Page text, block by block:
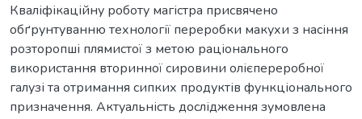
Кваліфікаційну роботу магістра присвячено
обґрунтуванню технології переробки макухи з насіння
розторопші плямистої з метою раціонального
використання вторинної сировини олієпереробної
галузі та отримання сипких продуктів функціонального
призначення. Актуальність дослідження зумовлена